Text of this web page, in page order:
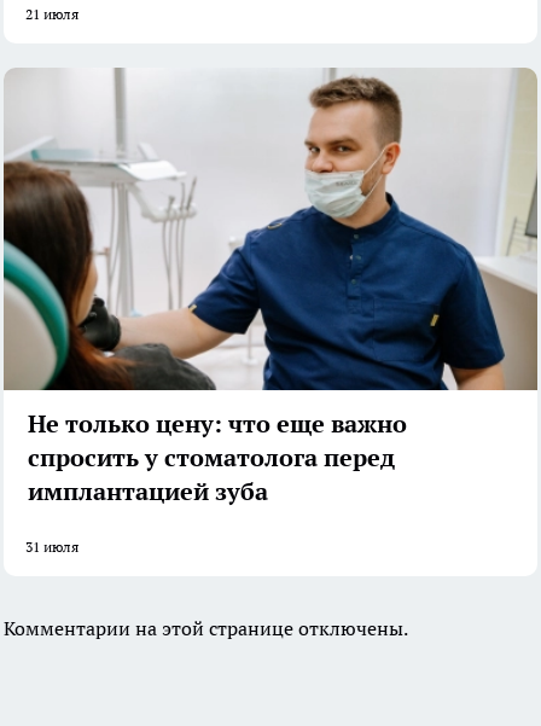
21 июля
Не только цену: что еще важно
спросить у стоматолога перед
имплантацией зуба
31 июля
Комментарии на этой странице отключены.